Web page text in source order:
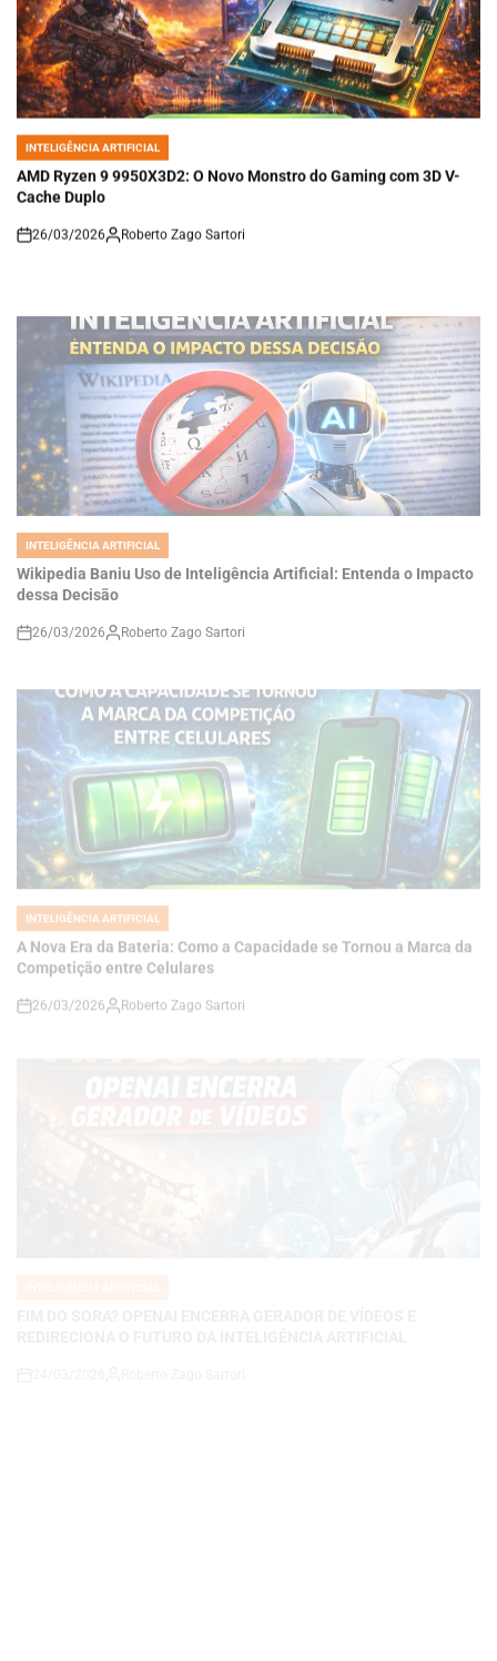
POSTED
IN
INTELIGÊNCIA ARTIFICIAL
AMD Ryzen 9 9950X3D2: O Novo Monstro do Gaming com 3D V-
Cache Duplo
on
26/03/2026 Roberto Zago Sartori
POSTED
IN
INTELIGÊNCIA ARTIFICIAL
Wikipedia Baniu Uso de Inteligência Artificial: Entenda o Impacto
dessa Decisão
on
26/03/2026 Roberto Zago Sartori
POSTED
INTELIGÊNCIA ARTIFICIAL
A Nova Era da Bateria: Como a Capacidade se Tornou a Marca da
Competição entre Celulares
on
26/03/2026 Roberto Zago Sartori